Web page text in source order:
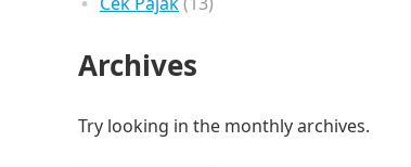
Archives
Try looking in the monthly archives.